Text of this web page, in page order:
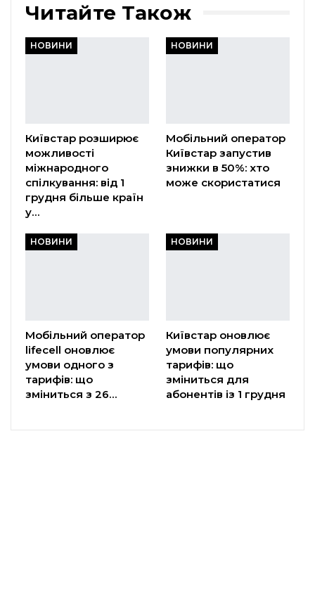
Читайте Також
НОВИНИ
Київстар розширює
можливості
міжнародного
спілкування: від 1
грудня більше країн
у…
НОВИНИ
Мобільний оператор
Київстар запустив
знижки в 50%: хто
може скористатися
НОВИНИ
Мобільний оператор
lifecell оновлює
умови одного з
тарифів: що
зміниться з 26…
НОВИНИ
Київстар оновлює
умови популярних
тарифів: що
зміниться для
абонентів із 1 грудня